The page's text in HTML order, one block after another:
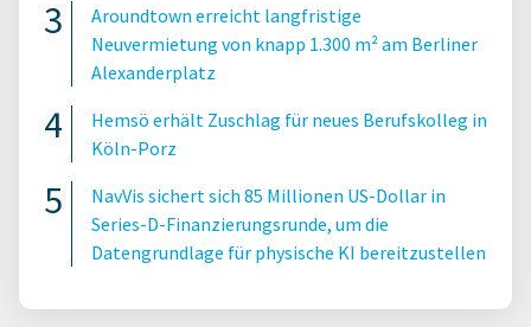
Aroundtown erreicht langfristige
Neuvermietung von knapp 1.300 m² am Berliner
Alexanderplatz
Hemsö erhält Zuschlag für neues Berufskolleg in
Köln-Porz
NavVis sichert sich 85 Millionen US-Dollar in
Series-D-Finanzierungsrunde, um die
Datengrundlage für physische KI bereitzustellen